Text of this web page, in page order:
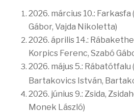
2026. március 10.:
Gábor, Vajda Nikoletta)
2026. április 14.:
Korpics Ferenc, Szabó
2026. május 5.:
Bartakovics István,
2026. június 9.: Zsida,
Monek László)